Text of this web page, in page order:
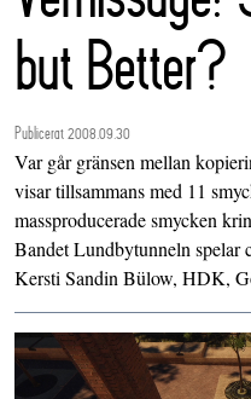
but Better?
Publicerat 2008.09.30
Var går gränsen mellan
visar tillsammans med 11
massproducerade smycken
Bandet Lundbytunneln spelar
Kersti Sandin Bülow, HDK,